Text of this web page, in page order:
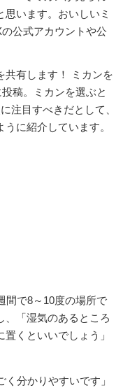
います。おいしいミ
公式アカウントや公
有します！ ミカンを
稿。ミカンを選ぶと
注目すべきだとして、
に紹介しています。
間で8～10度の場所で
、「湿気のあるところ
くといいでしょう」
分かりやすいです」